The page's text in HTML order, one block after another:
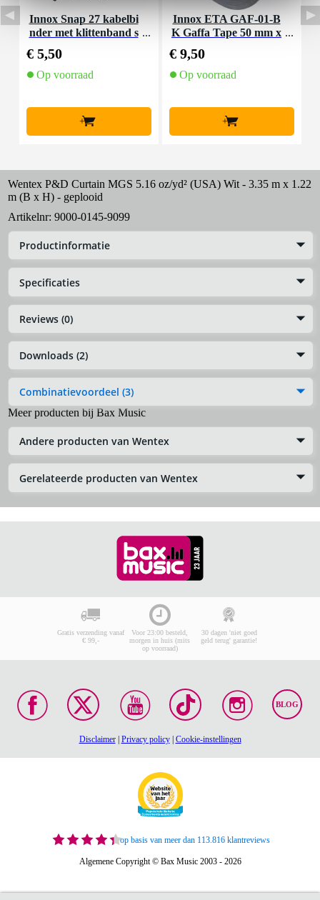
Innox Snap 27 kabelbi
nder met klittenband s
€ 5,50
Op voorraad
+
Innox ETA GAF-01-B
K Gaffa Tape 50 mm x
€ 9,50
Op voorraad
+
Wentex P&D Curtain MGS 5.16 oz/yd² (USA) Wit - 3.35 m x 1.22
m (B x H) - geplooid
Artikelnr: 9000-0145-9099
Productinformatie
Specificaties
Reviews (0)
Downloads (2)
Combinatievoordeel (3)
Meer producten bij Bax Music
Andere producten van Wentex
Gerelateerde producten van Wentex
Gratis verzending vanaf
€ 99,-
Voor 23:00 besteld,
morgen in huis (mits
op voorraad)
30 dagen 'niet goed
geld terug' garantie!
BLOG
Disclaimer| Privacy policy| Cookie-instellingen
op basis van meer dan 113.816 klantreviews
Algemene Copyright © Bax Music 2003 - 2026